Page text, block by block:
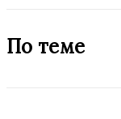
По теме